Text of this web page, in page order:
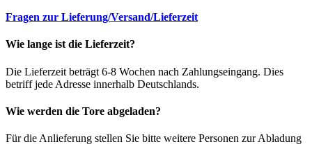
Fragen zur Lieferung/Versand/Lieferzeit
Wie lange ist die Lieferzeit?
Die Lieferzeit beträgt 6-8 Wochen nach Zahlungseingang. Dies
betriff jede Adresse innerhalb Deutschlands.
Wie werden die Tore abgeladen?
Für die Anlieferung stellen Sie bitte weitere Personen zur Abladung